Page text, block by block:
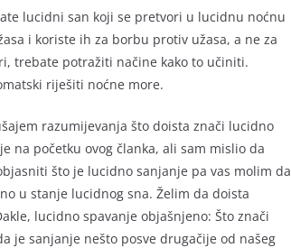
lucidni san koji se pretvori u lucidnu noćnu
i koriste ih za borbu protiv užasa, a ne za
trebate potražiti načine kako to učiniti.
riješiti noćne more.
razumijevanja što doista znači lucidno
na početku ovog članka, ali sam mislio da
što je lucidno sanjanje pa vas molim da
u stanje lucidnog sna. Želim da doista
lucidno spavanje objašnjeno: Što znači
je sanjanje nešto posve drugačije od našeg